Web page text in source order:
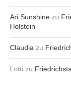
Ari Sunshine zu
Holstein
Claudia zu
Lotti zu